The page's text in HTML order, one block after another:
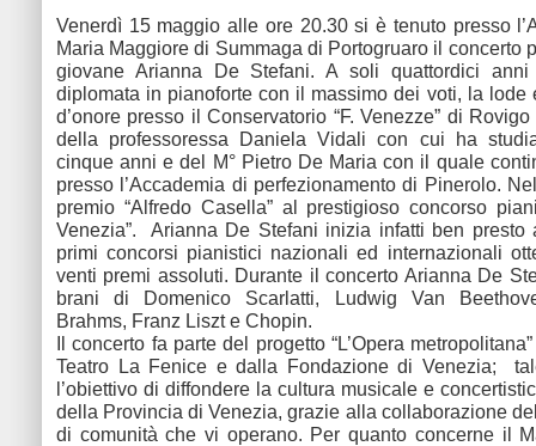
Venerdì 15 maggio alle ore 20.30 si è tenuto presso
Maria Maggiore di Summaga di Portogruaro il concerto
giovane Arianna De Stefani. A soli quattordici
diplomata in pianoforte con il massimo dei voti, la lode
d’onore presso il Conservatorio “F. Venezze” di
della professoressa Daniela Vidali con cui ha
cinque anni e del M° Pietro De Maria con il quale
presso l’Accademia di perfezionamento di Pinerolo.
premio “Alfredo Casella” al prestigioso concorso
Venezia”. Arianna De Stefani inizia infatti ben presto
primi concorsi pianistici nazionali ed internazionali
venti premi assoluti. Durante il concerto Arianna De
brani di Domenico Scarlatti, Ludwig Van
Brahms, Franz Liszt e Chopin.
Il concerto fa parte del progetto “L’Opera
Teatro La Fenice e dalla Fondazione di Venezia;
l’obiettivo di diffondere la cultura musicale e
della Provincia di Venezia, grazie alla collaborazione
di comunità che vi operano. Per quanto concerne il